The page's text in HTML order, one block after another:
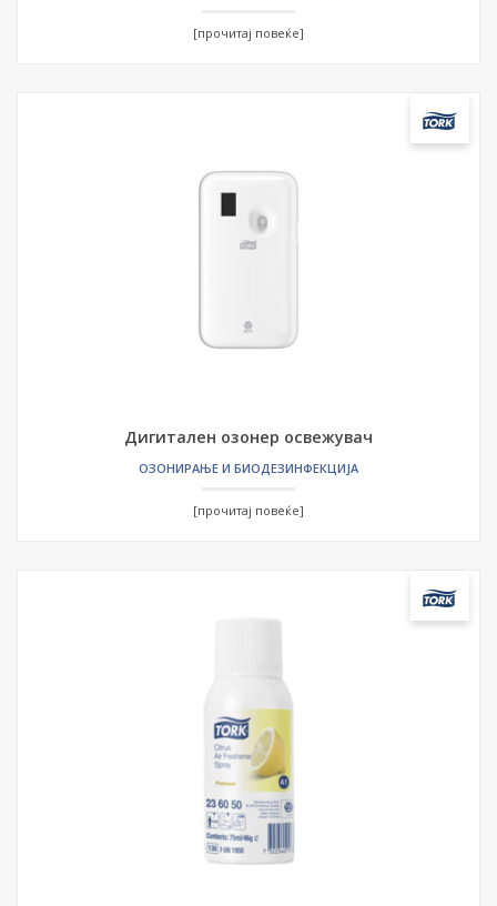
[прочитај повеќе]
Дигитален озонер освежувач
ОЗОНИРАЊЕ И БИОДЕЗИНФЕКЦИЈА
[прочитај повеќе]